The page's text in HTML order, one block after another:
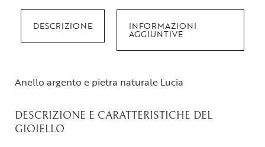
DESCRIZIONE INFORMAZIONI
AGGIUNTIVE
Anello argento e pietra naturale Lucia
DESCRIZIONE E CARATTERISTICHE DEL
GIOIELLO